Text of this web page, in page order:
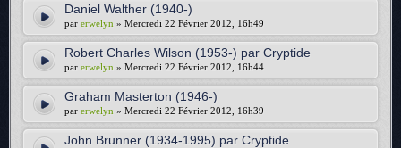
Daniel Walther (1940-)
par erwelyn » Mercredi 22 Février 2012, 16h49
Robert Charles Wilson (1953-) par Cryptide
par erwelyn » Mercredi 22 Février 2012, 16h44
Graham Masterton (1946-)
par erwelyn » Mercredi 22 Février 2012, 16h39
John Brunner (1934-1995) par Cryptide